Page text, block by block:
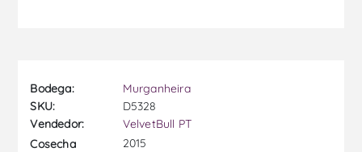
Bodega:
Murganheira
SKU:
D5328
Vendedor:
VelvetBull PT
Cosecha
2015